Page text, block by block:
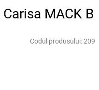
MACK B
Codul produsului:209